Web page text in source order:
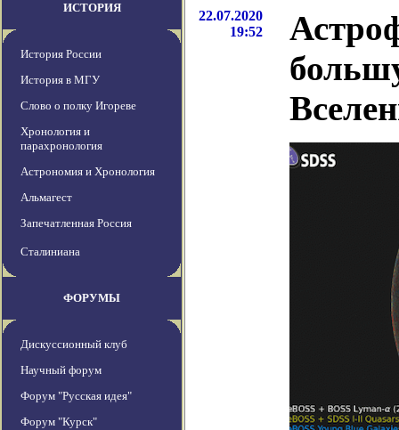
ИСТОРИЯ
История России
История в МГУ
Слово о полку Игореве
Хронология и
парахронология
Астрономия и Хронология
Альмагест
Запечатленная Россия
Сталиниана
ФОРУМЫ
Дискуссионный клуб
Научный форум
Форум "Русская идея"
Форум "Курск"
22.07.2020
19:52